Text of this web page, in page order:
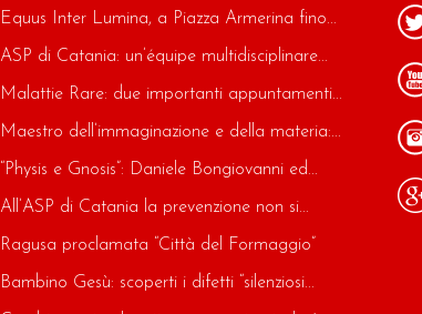
Equus Inter Lumina, a Piazza Armerina fino...
ASP di Catania: un’équipe multidisciplinare...
Malattie Rare: due importanti appuntamenti...
Maestro dell’immaginazione e della materia:...
“Physis e Gnosis”: Daniele Bongiovanni ed...
All’ASP di Catania la prevenzione non si...
Ragusa proclamata “Città del Formaggio”
Bambino Gesù: scoperti i difetti “silenziosi...